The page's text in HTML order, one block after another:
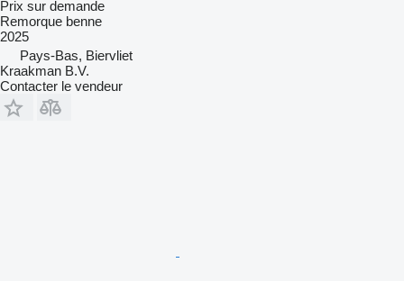
Prix sur demande
Remorque benne
2025
Pays-Bas, Biervliet
Kraakman B.V.
Contacter le vendeur